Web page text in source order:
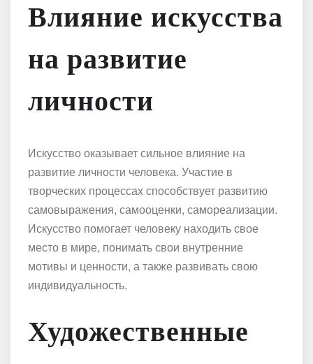
Влияние искусства
на развитие
личности
Искусство оказывает сильное влияние на
развитие личности человека. Участие в
творческих процессах способствует развитию
самовыражения, самооценки, самореализации.
Искусство помогает человеку находить свое
место в мире, понимать свои внутренние
мотивы и ценности, а также развивать свою
индивидуальность.
Художественные